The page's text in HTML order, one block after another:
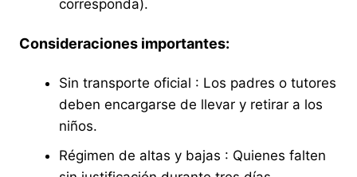
corresponda).
Consideraciones importantes:
Sin transporte oficial : Los padres o tutores
deben encargarse de llevar y retirar a los
niños.
Régimen de altas y bajas : Quienes falten